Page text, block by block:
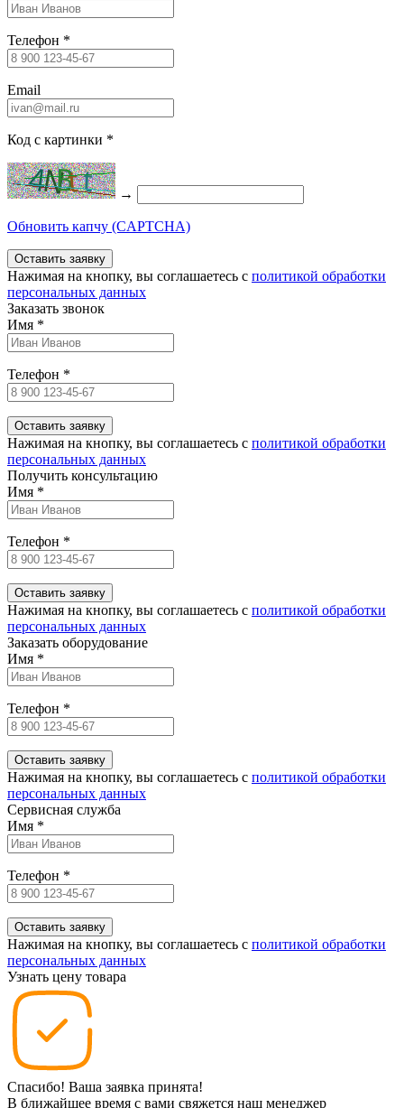
Телефон *
Email
Код с картинки *
→
Обновить капчу (CAPTCHA)
Нажимая на кнопку, вы соглашаетесь c политикой обработки
персональных данных
Заказать звонок
Имя *
Телефон *
Нажимая на кнопку, вы соглашаетесь c политикой обработки
персональных данных
Получить консультацию
Имя *
Телефон *
Нажимая на кнопку, вы соглашаетесь c политикой обработки
персональных данных
Заказать оборудование
Имя *
Телефон *
Нажимая на кнопку, вы соглашаетесь c политикой обработки
персональных данных
Сервисная служба
Имя *
Телефон *
Нажимая на кнопку, вы соглашаетесь c политикой обработки
персональных данных
Узнать цену товара
Спасибо! Ваша заявка принята!
В ближайшее время с вами свяжется наш менеджер